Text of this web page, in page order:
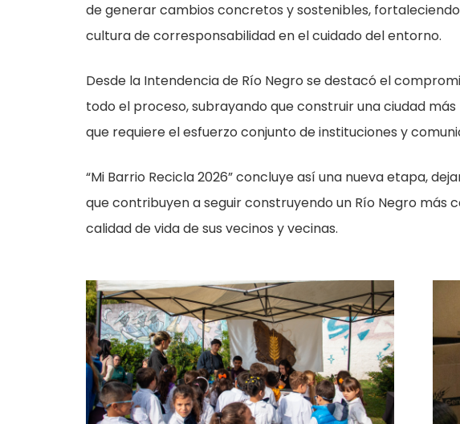
de generar cambios concretos y sostenibles,
cultura de corresponsabilidad en el cuidado del entorno.
Desde la Intendencia de Río Negro se destacó el
todo el proceso, subrayando que construir una ciudad
que requiere el esfuerzo conjunto de instituciones y
“Mi Barrio Recicla 2026” concluye así una nueva etapa,
que contribuyen a seguir construyendo un Río Negro
calidad de vida de sus vecinos y vecinas.